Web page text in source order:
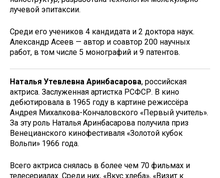
лучевой эпитаксии.
Среди его учеников 4 кандидата и 2 доктора наук.
Александр Асеев — автор и соавтор 200 научных
работ, в том числе 5 монографий и 9 патентов.
Наталья Утевлевна Аринбасарова, российская
актриса. Заслуженная артистка РСФСР. В кино
дебютировала в 1965 году в картине режиссёра
Андрея Михалкова-Кончаловского «Первый учитель».
За эту роль Наталья Аринбасарова получила приз
Венецианского кинофестиваля «Золотой кубок
Вольпи» 1966 года.
Всего актриса снялась в более чем 70 фильмах и
телесериалах. Среди них, «Вкус хлеба», «Визит к